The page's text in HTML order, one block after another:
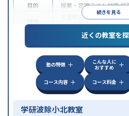
続きを見る
目的
授業・定期テスト対策学
不登校生に対応学習にPC
ライン対応
近くの教室を
塾の特徴
こんな人に
おすすめ
コース内容
コース料金
学研波除小北教室